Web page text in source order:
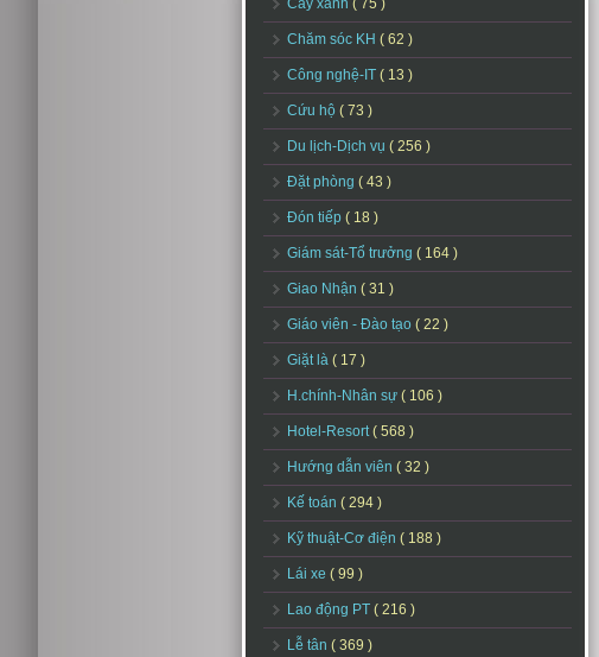
Cây xanh ( 75 )
Chăm sóc KH ( 62 )
Công nghệ-IT ( 13 )
Cứu hộ ( 73 )
Du lịch-Dịch vụ ( 256 )
Đặt phòng ( 43 )
Đón tiếp ( 18 )
Giám sát-Tổ trưởng ( 164 )
Giao Nhận ( 31 )
Giáo viên - Đào tạo ( 22 )
Giặt là ( 17 )
H.chính-Nhân sự ( 106 )
Hotel-Resort( 568 )
Hướng dẫn viên ( 32 )
Kế toán ( 294 )
Kỹ thuật-Cơ điện ( 188 )
Lái xe ( 99 )
Lao động PT ( 216 )
Lễ tân ( 369 )